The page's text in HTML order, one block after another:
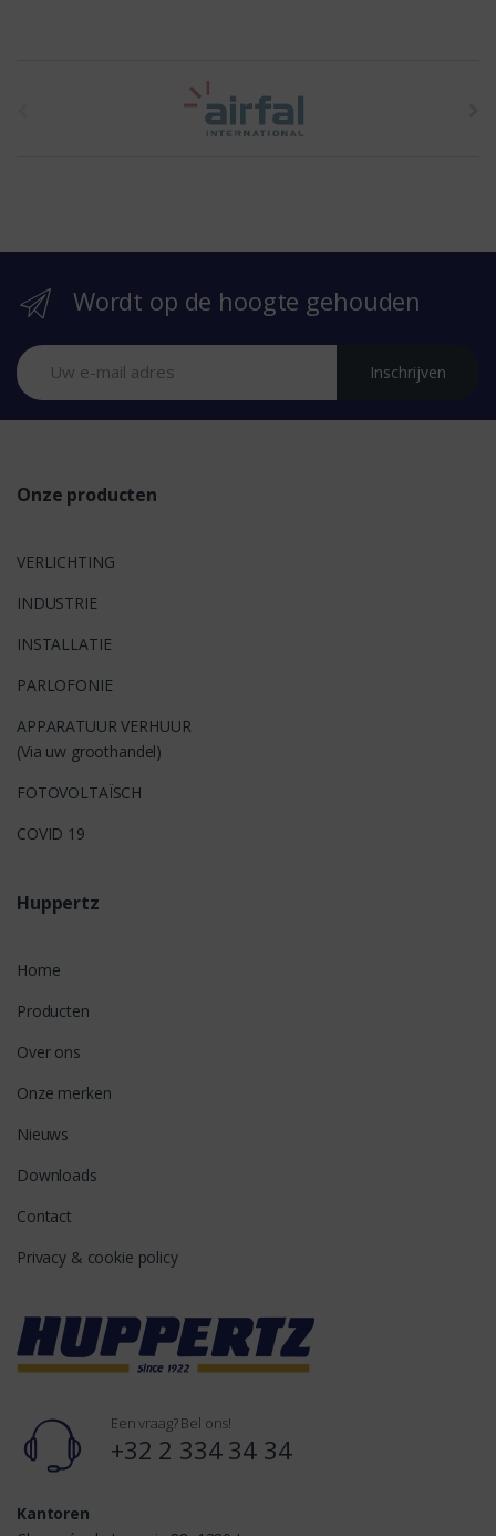
r
Wordt op de hoogte gehouden
Inschrijven
Onze producten
VERLICHTING
INDUSTRIE
INSTALLATIE
PARLOFONIE
APPARATUUR VERHUUR
(Via uw groothandel)
FOTOVOLTAÏSCH
COVID 19
Huppertz
Home
Producten
Over ons
Onze merken
Nieuws
Downloads
Contact
Privacy & cookie policy
Een vraag? Bel ons!
+32 2 334 34 34
Kantoren